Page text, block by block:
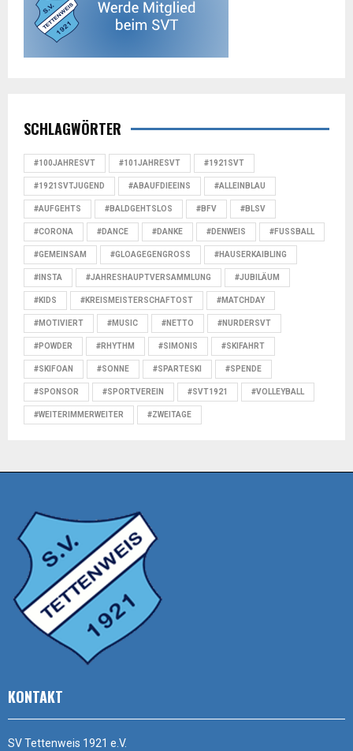
SCHLAGWÖRTER
#100JAHRESVT #101JAHRESVT #1921SVT
#1921SVTJUGEND #ABAUFDIEEINS #ALLEINBLAU
#AUFGEHTS #BALDGEHTSLOS #BFV #BLSV
#CORONA #DANCE #DANKE #DENWEIS #FUSSBALL
#GEMEINSAM #GLOAGEGENGROSS #HAUSERKAIBLING
#INSTA #JAHRESHAUPTVERSAMMLUNG #JUBILÄUM
#KIDS #KREISMEISTERSCHAFTOST #MATCHDAY
#MOTIVIERT #MUSIC #NETTO #NURDERSVT
#POWDER #RHYTHM #SIMONIS #SKIFAHRT
#SKIFOAN #SONNE #SPARTESKI #SPENDE
#SPONSOR #SPORTVEREIN #SVT1921 #VOLLEYBALL
#WEITERIMMERWEITER #ZWEITAGE
KONTAKT
SV Tettenweis 1921 e.V.